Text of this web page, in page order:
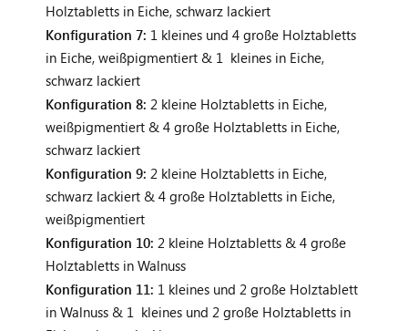
Holztabletts in Eiche, schwarz lackiert
Konfiguration 7: 1 kleines und 4 große Holztabletts
in Eiche, weißpigmentiert & 1 kleines in Eiche,
schwarz lackiert
Konfiguration 8: 2 kleine Holztabletts in Eiche,
weißpigmentiert & 4 große Holztabletts in Eiche,
schwarz lackiert
Konfiguration 9: 2 kleine Holztabletts in Eiche,
schwarz lackiert & 4 große Holztabletts in Eiche,
weißpigmentiert
Konfiguration 10: 2 kleine Holztabletts & 4 große
Holztabletts in Walnuss
Konfiguration 11: 1 kleines und 2 große Holztablett
in Walnuss & 1 kleines und 2 große Holztabletts in